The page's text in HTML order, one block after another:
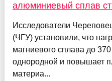
алюминиевый сплав
Исследователи
(ЧГУ) установили, что
магниевого сплава до 370
однородной и повышает
материа...